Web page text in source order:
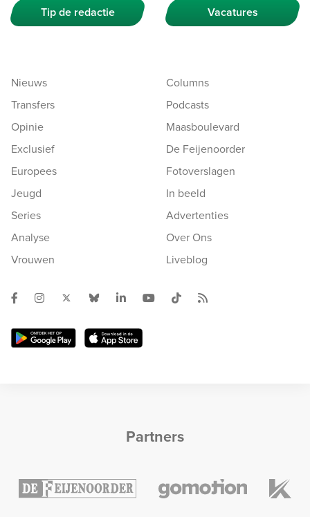
Tip de redactie Vacatures
Nieuws
Transfers
Opinie
Exclusief
Europees
Jeugd
Series
Analyse
Vrouwen
Columns
Podcasts
Maasboulevard
De Feijenoorder
Fotoverslagen
In beeld
Advertenties
Over Ons
Liveblog
Partners